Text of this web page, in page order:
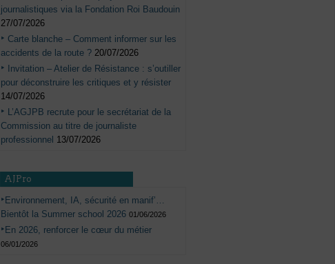
journalistiques via la Fondation Roi Baudouin
27/07/2026
Carte blanche – Comment informer sur les
accidents de la route ? 20/07/2026
Invitation – Atelier de Résistance : s’outiller
pour déconstruire les critiques et y résister
14/07/2026
L’AGJPB recrute pour le secrétariat de la
Commission au titre de journaliste
professionnel 13/07/2026
AJPro
Environnement, IA, sécurité en manif’…
Bientôt la Summer school 2026 01/06/2026
En 2026, renforcer le cœur du métier
06/01/2026